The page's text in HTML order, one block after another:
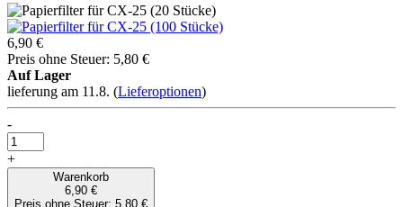
6,90 €
Preis ohne Steuer: 5,80 €
Auf Lager
lieferung am 11.8. (Lieferoptionen)
-
+
Warenkorb
6,90 €
Preis ohne Steuer: 5,80 €